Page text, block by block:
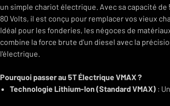
un simple chariot électrique. Avec sa capacité
80 Volts, il est conçu pour remplacer vos vieux
Idéal pour les fonderies, les négoces de
combine la force brute d'un diesel avec la
l'électrique.
Pourquoi passer au 5T Électrique VMAX ?
Technologie Lithium-Ion (Standard VMAX) :